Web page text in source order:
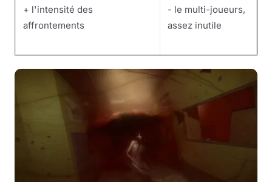
+ l'intensité des
affrontements
- le multi-joueurs,
assez inutile